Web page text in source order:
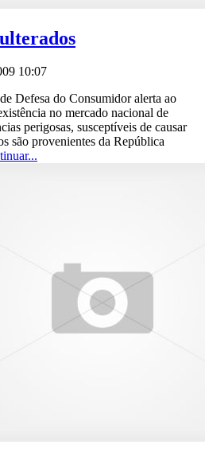
10:07
Defesa do Consumidor alerta ao
no mercado nacional de
perigosas, susceptíveis de causar
são provenientes da República